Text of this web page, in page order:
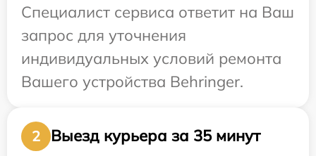
Специалист сервиса ответит на Ваш
запрос для уточнения
индивидуальных условий ремонта
Вашего устройства Behringer.
2
Выезд курьера за 35 минут